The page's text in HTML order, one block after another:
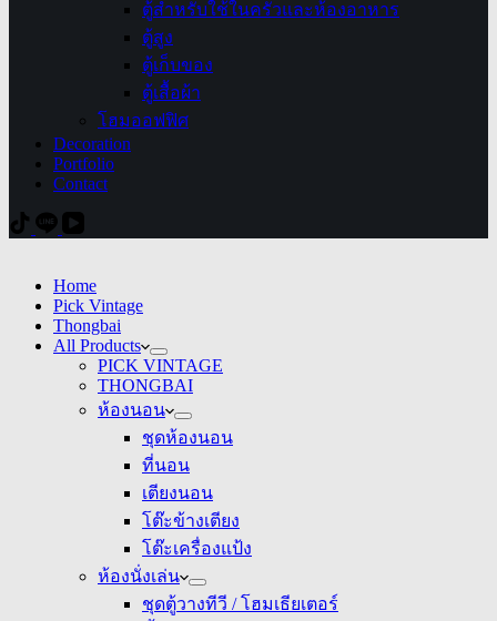
ตู้สำหรับใช้ในครัวและห้องอาหาร
ตู้สูง
ตู้เก็บของ
ตู้เสื้อผ้า
โฮมออฟฟิศ
Decoration
Portfolio
Contact
Home
Pick Vintage
Thongbai
All Products
PICK VINTAGE
THONGBAI
ห้องนอน
ชุดห้องนอน
ที่นอน
เตียงนอน
โต๊ะข้างเตียง
โต๊ะเครื่องแป้ง
ห้องนั่งเล่น
ชุดตู้วางทีวี / โฮมเธียเตอร์